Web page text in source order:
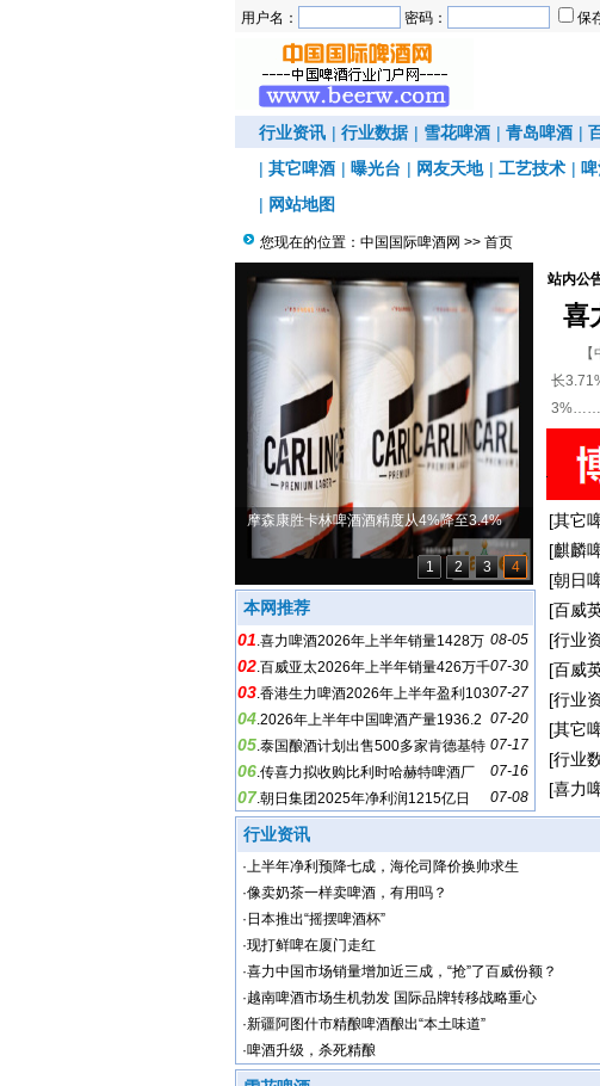
用户名： 密码： 保
行业资讯 | 行业数据 | 雪花啤酒 | 青岛啤酒 |
| 其它啤酒 | 曝光台 | 网友天地 | 工艺技术 |
| 网站地图
您现在的位置： 中国国际啤酒网 >> 首页
摩森康胜卡林啤酒酒精度从4%降至3.4%
1 2 3 4
本网推荐
08-05
01.喜力啤酒2026年上半年销量1428万
千升，增长3%
07-30
02.百威亚太2026年上半年销量426万千
升，下降2.3%
07-27
03.香港生力啤酒2026年上半年盈利103
4万港元，下降79%
07-20
04.2026年上半年中国啤酒产量1936.2
万千升，增长0.2%
07-17
05.泰国酿酒计划出售500多家肯德基特
许经营店
07-16
06.传喜力拟收购比利时哈赫特啤酒厂
07-08
07.朝日集团2025年净利润1215亿日
元，下降36.7%
站内公
喜
【中
长
[其它
[麒麟
[朝日
[百威
[行业
[百威
[行业
[其它
[行业
[喜力
行业资讯
·上半年净利预降七成，海伦司降价换帅求生
·像卖奶茶一样卖啤酒，有用吗？
· 日本推出“摇摆啤酒杯”
·现打鲜啤在厦门走红
·喜力中国市场销量增加近三成，“抢”了百威份额？
·越南啤酒市场生机勃发 国际品牌转移战略重心
·新疆阿图什市精酿啤酒酿出“本土味道”
·啤酒升级，杀死精酿